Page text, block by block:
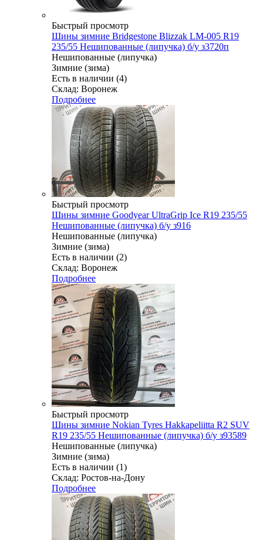
Быстрый просмотр
Шины зимние Bridgestone Blizzak LM-005 R19
235/55 Нешипованные (липучка) б/у з3720п
Нешипованные (липучка)
Зимние (зима)
Есть в наличии (4)
Склад: Воронеж
Подробнее
Быстрый просмотр
Шины зимние Goodyear UltraGrip Ice R19 235/55
Нешипованные (липучка) б/у з916
Нешипованные (липучка)
Зимние (зима)
Есть в наличии (2)
Склад: Воронеж
Подробнее
Быстрый просмотр
Шины зимние Nokian Tyres Hakkapeliitta R2 SUV
R19 235/55 Нешипованные (липучка) б/у з93589
Нешипованные (липучка)
Зимние (зима)
Есть в наличии (1)
Склад: Ростов-на-Дону
Подробнее